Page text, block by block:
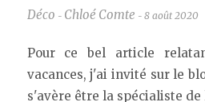
Déco - Chloé Comte - 8 août 2020
Pour ce bel article
vacances, j'ai invité sur le
s'avère être la spécialiste de